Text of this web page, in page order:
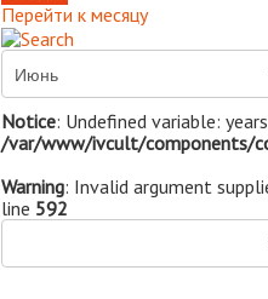
Перейти к месяцу
Notice: Undefined variable:
/var/www/ivcult/components/
Warning: Invalid argument
line 592